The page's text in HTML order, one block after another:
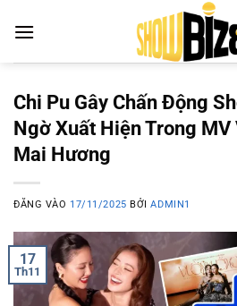
qua
Chi Pu Gây Chấn Động
Ngờ Xuất Hiện Trong
Mai Hương
ĐĂNG VÀO 17/11/2025 BỞIADMIN1
17
Th11